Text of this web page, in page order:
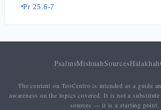
Pr 25:6-7
PsalmsMishnahSourcesHalakhah
The content on TeoCentro is intended as a guide
awareness on the topics covered. It is not a
sources — it is a starting point.